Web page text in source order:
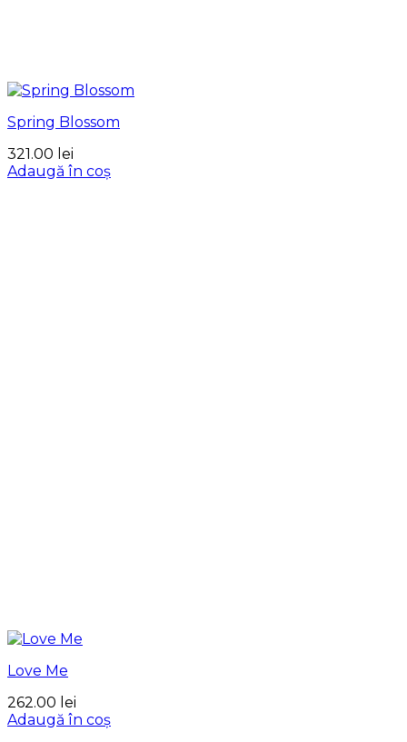
Spring Blossom
321.00 lei
Adaugă în coș
Love Me
262.00 lei
Adaugă în coș